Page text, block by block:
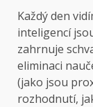
Každý den
inteligencí
zahrnuje
eliminaci
(jako jsou
rozhodnutí,